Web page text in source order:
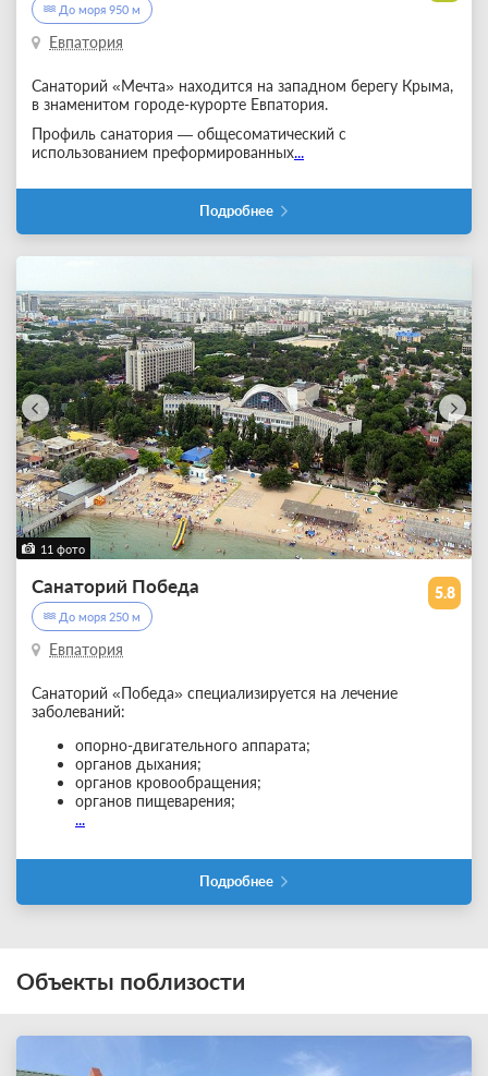
До моря 950 м
Евпатория
Санаторий «Мечта» находится на западном берегу Крыма,
в знаменитом городе-курорте Евпатория.
Профиль санатория — общесоматический с
использованием преформированных...
Подробнее
11 фото
5.8
Санаторий Победа
До моря 250 м
Евпатория
Санаторий «Победа» специализируется на лечение
заболеваний:
опорно-двигательного аппарата;
органов дыхания;
органов кровообращения;
органов пищеварения;
...
Подробнее
Объекты поблизости